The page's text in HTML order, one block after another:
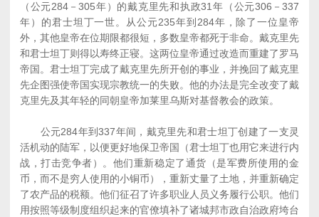
（公元284－305年）的戴克里先和执政31年（公元306－337
年）的君士坦丁一世。从公元235年到284年，除了一位皇帝
外，其他皇帝在位期限都很短，多数皇帝都死于非命。戴克里先
和君士坦丁则得以寿终正寝。这两位皇帝通过改造而重建了罗马
帝国。君士坦丁完成了戴克里先所开创的事业，并挽回了戴克里
先企图强使帝国实现宗教统一的失败。他的办法是完全改变了戴
克里先及其年轻的同朝皇帝加莱里乌斯对基督教会的政策。
公元284年到337年间，戴克里先和君士坦丁创建了一支灵
活机动的陆军，以便更好地保卫帝国（君士坦丁也用它来进行内
战，打击竞争者）。他们重新稳定了通货（是军费所使用的金
币，而不是穷人使用的小铜币），重新丈量了土地，并重新确定
了农产品的税额。他们征召了许多职业人员义务履行公职。他们
用按照等级制度组织起来的官僚填补了诸城邦市政自治政府垮台